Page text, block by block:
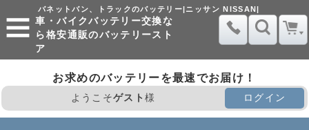
バネットバン、トラックのバッテリー|ニッサン NISSAN|
車・バイクバッテリー交換な
ら格安通販のバッテリースト
ア
お求めのバッテリーを最速でお届け！
ようこそゲスト様 ログイン